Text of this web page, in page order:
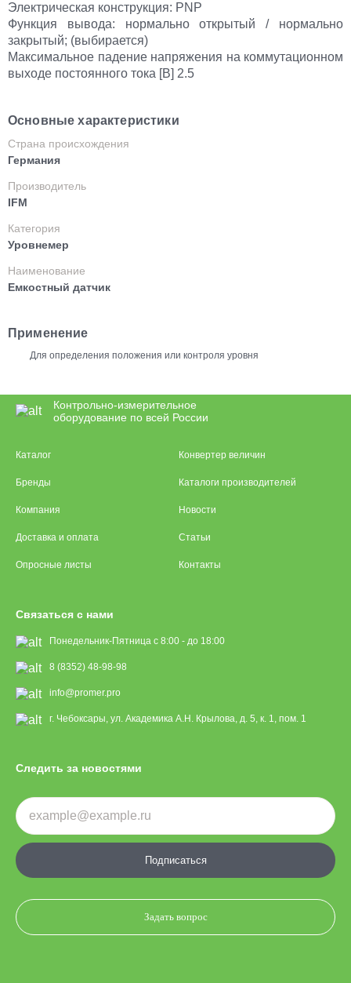
Электрическая конструкция: PNP
Функция вывода: нормально открытый / нормально
закрытый; (выбирается)
Максимальное падение напряжения на коммутационном
выходе постоянного тока [В] 2.5
Основные характеристики
Страна происхождения
Германия
Производитель
IFM
Категория
Уровнемер
Наименование
Емкостный датчик
Применение
Для определения положения или контроля уровня
Контрольно-измерительное
оборудование по всей России
Каталог
Бренды
Компания
Доставка и оплата
Опросные листы
Конвертер величин
Каталоги производителей
Новости
Статьи
Контакты
Связаться с нами
Понедельник-Пятница с 8:00 - до 18:00
8 (8352) 48-98-98
info@promer.pro
г. Чебоксары, ул. Академика А.Н. Крылова, д. 5, к. 1, пом. 1
Следить за новостями
Подписаться
Задать вопрос